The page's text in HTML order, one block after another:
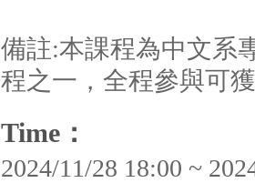
備註:本課程為中文系
程之一，全程參與可
Time：
2024/11/28 18:00 ~